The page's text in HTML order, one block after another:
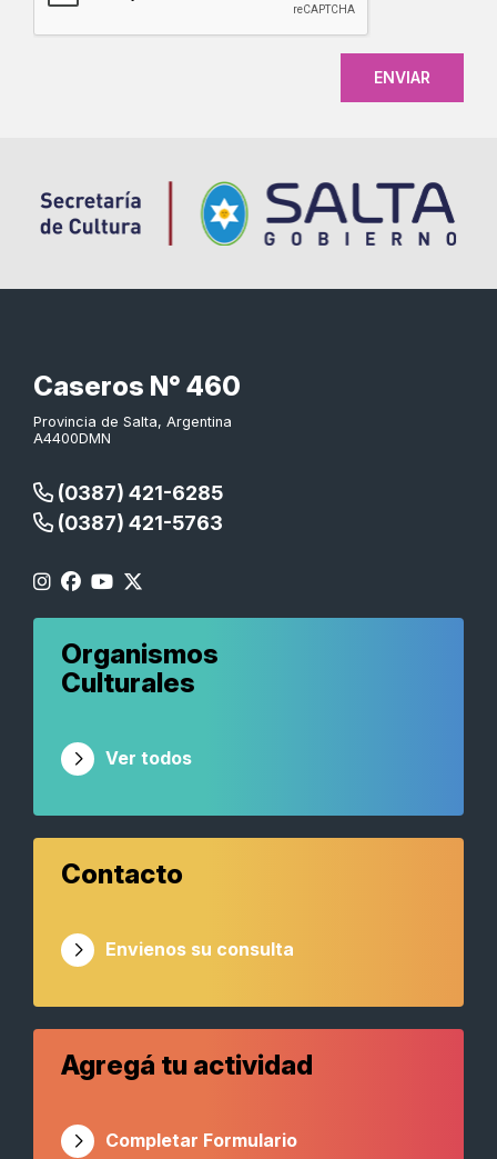
Caseros N° 460
Provincia de Salta, Argentina
A4400DMN
(0387) 421-6285
(0387) 421-5763
Organismos
Culturales
Ver todos
Contacto
Envienos su consulta
Agregá tu actividad
Completar Formulario